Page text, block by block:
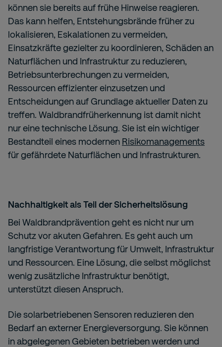
können sie bereits auf frühe Hinweise reagieren.
Das kann helfen, Entstehungsbrände früher zu
lokalisieren, Eskalationen zu vermeiden,
Einsatzkräfte gezielter zu koordinieren, Schäden an
Naturflächen und Infrastruktur zu reduzieren,
Betriebsunterbrechungen zu vermeiden,
Ressourcen effizienter einzusetzen und
Entscheidungen auf Grundlage aktueller Daten zu
treffen. Waldbrandfrüherkennung ist damit nicht
nur eine technische Lösung. Sie ist ein wichtiger
Bestandteil eines modernen Risikomanagements
für gefährdete Naturflächen und Infrastrukturen.
Nachhaltigkeit als Teil der Sicherheitslösung
Bei Waldbrandprävention geht es nicht nur um
Schutz vor akuten Gefahren. Es geht auch um
langfristige Verantwortung für Umwelt, Infrastruktur
und Ressourcen. Eine Lösung, die selbst möglichst
wenig zusätzliche Infrastruktur benötigt,
unterstützt diesen Anspruch.
Die solarbetriebenen Sensoren reduzieren den
Bedarf an externer Energieversorgung. Sie können
in abgelegenen Gebieten betrieben werden und